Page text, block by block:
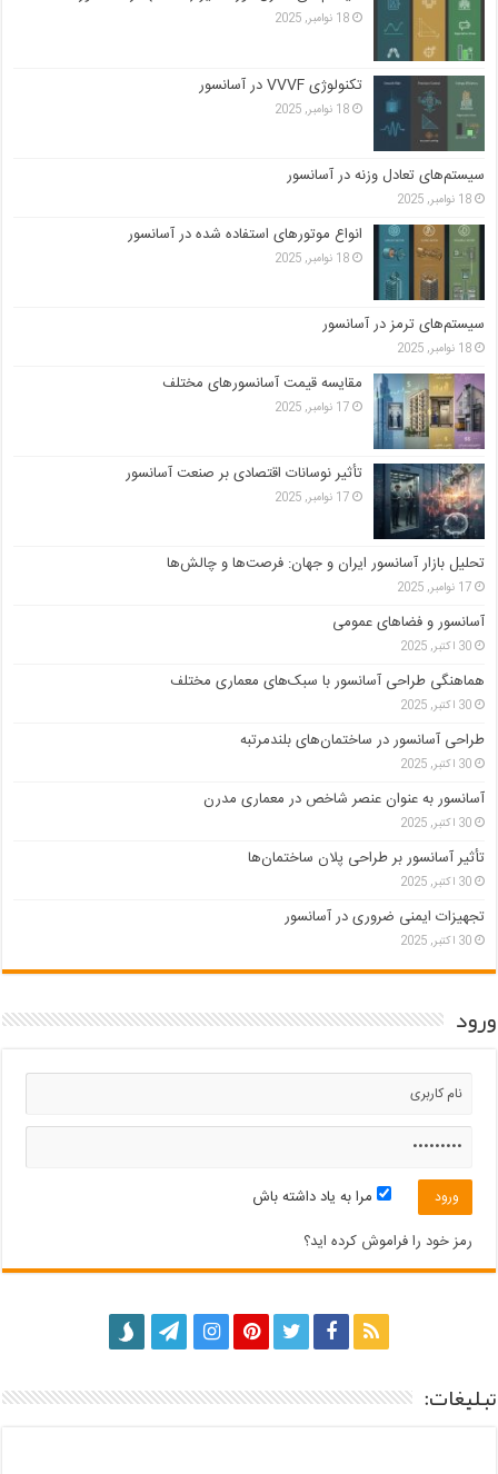
18 نوامبر, 2025
تکنولوژی VVVF در آسانسور
18 نوامبر, 2025
سیستم‌های تعادل وزنه در آسانسور
18 نوامبر, 2025
انواع موتورهای استفاده شده در آسانسور
18 نوامبر, 2025
سیستم‌های ترمز در آسانسور
18 نوامبر, 2025
مقایسه قیمت آسانسورهای مختلف
17 نوامبر, 2025
تأثیر نوسانات اقتصادی بر صنعت آسانسور
17 نوامبر, 2025
تحلیل بازار آسانسور ایران و جهان: فرصت‌ها و چالش‌ها
17 نوامبر, 2025
آسانسور و فضاهای عمومی
30 اکتبر, 2025
هماهنگی طراحی آسانسور با سبک‌های معماری مختلف
30 اکتبر, 2025
طراحی آسانسور در ساختمان‌های بلندمرتبه
30 اکتبر, 2025
آسانسور به عنوان عنصر شاخص در معماری مدرن
30 اکتبر, 2025
تأثیر آسانسور بر طراحی پلان ساختمان‌ها
30 اکتبر, 2025
تجهیزات ایمنی ضروری در آسانسور
30 اکتبر, 2025
ورود
مرا به یاد داشته باش
رمز خود را فراموش کرده اید؟
تبلیغات: